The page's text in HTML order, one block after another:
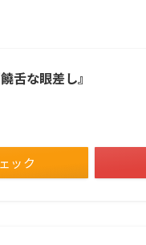
舌な眼差し』
ック